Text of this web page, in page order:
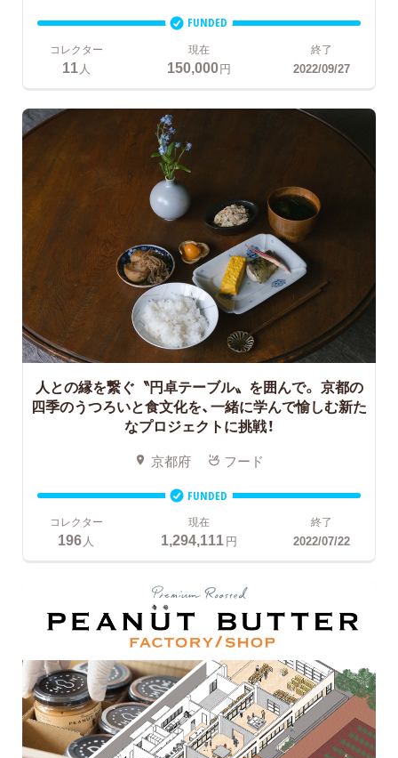
FUNDED
コレクター
11 人
現在
150,000円
終了
2022/09/27
人との縁を繋ぐ〝円卓テーブル〟を囲んで。 京都の
四季のうつろいと食文化を、一緒に学んで愉しむ新た
なプロジェクトに挑戦！
京都府 フード
FUNDED
コレクター
196人
現在
1,294,111円
終了
2022/07/22